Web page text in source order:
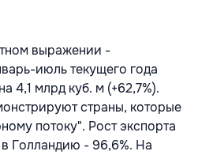
выражении -
июль текущего года
4,1 млрд куб. м (+62,7%).
страны, которые
потоку". Рост экспорта
в Голландию - 96,6%. На